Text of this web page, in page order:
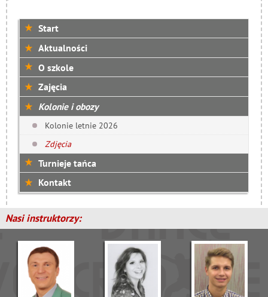
Start
Aktualności
O szkole
Zajęcia
Kolonie i obozy
Kolonie letnie 2026
Zdjęcia
Turnieje tańca
Kontakt
Nasi instruktorzy: